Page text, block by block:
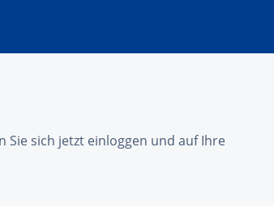
Sie sich jetzt einloggen und auf Ihre